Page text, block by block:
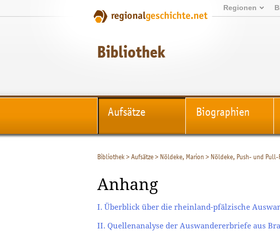
Regionen
Bibliothek
Aufsätze Biographien
Bibliothek>Aufsätze> Nöldeke, Marion > Nöldeke, Push- und
Anhang
I. Überblick über die rheinland-pfälzische
II. Quellenanalyse der Auswandererbriefe aus